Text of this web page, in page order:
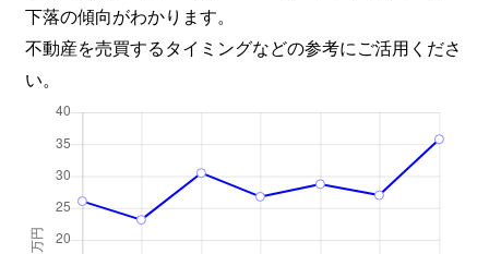
下落の傾向がわかります。
不動産を売買するタイミングなどの参考にご活用くださ
い。